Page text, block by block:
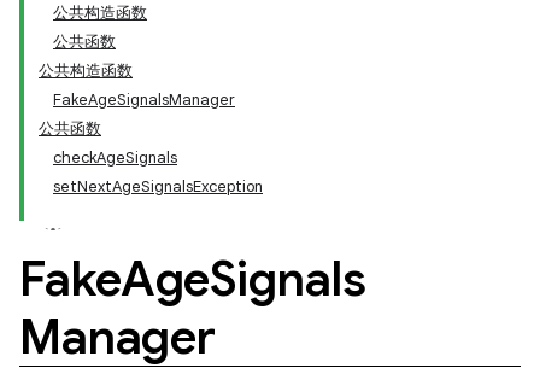
公共构造函数
公共函数
公共构造函数
FakeAgeSignalsManager
公共函数
checkAgeSignals
setNextAgeSignalsException
FakeAgeSignals
Manager